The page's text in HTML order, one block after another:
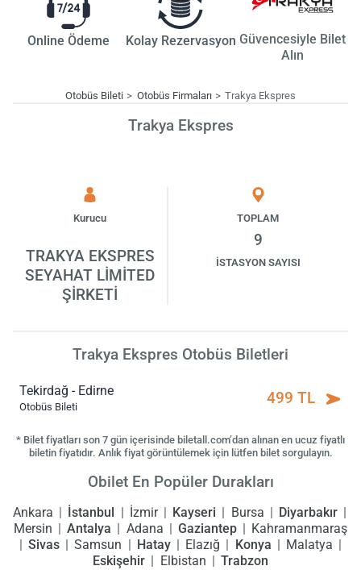
Online Ödeme Kolay Rezervasyon Güvencesiyle Bilet
Alın
Otobüs Bileti Otobüs Firmaları Trakya Ekspres
Trakya Ekspres
Kurucu
TRAKYA EKSPRES
SEYAHAT LİMİTED
ŞİRKETİ
TOPLAM
9
İSTASYON SAYISI
Trakya Ekspres Otobüs Biletleri
Tekirdağ - Edirne
Otobüs Bileti 499 TL
* Bilet fiyatları son 7 gün içerisinde biletall.com’dan alınan en ucuz fiyatlı
biletin fiyatıdır. Anlık fiyat görüntülemek için lütfen bilet sorgulayın.
Obilet En Popüler Durakları
Ankara İstanbul İzmir Kayseri Bursa
Diyarbakır
Mersin
Antalya Adana Gaziantep
Kahramanmaraş
Sivas
Samsun Hatay Elazığ Konya
Malatya
Eskişehir
Elbistan Trabzon